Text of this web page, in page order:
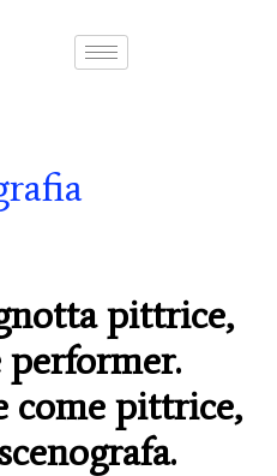
pittrice,
come pittrice,